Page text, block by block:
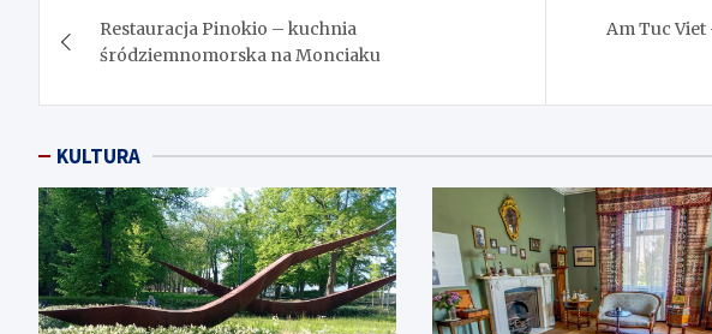
wpisu
Restauracja Pinokio – kuchnia
śródziemnomorska na Monciaku
Am Tuc
KULTURA